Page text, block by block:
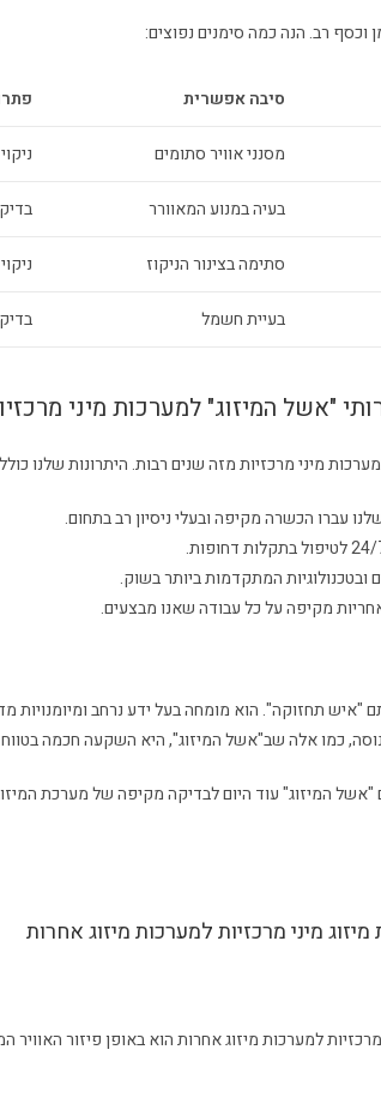
וכסף רב. הנה כמה סימנים נפוצים:
סיבה אפשרית
מסנני אוויר סתומים
בעיה במנוע המאוורר
סתימה בצינור הניקוז
בעיית חשמל
"אשל המיזוג" למערכות מיני
מיני מרכזיות מזה שנים רבות. היתרונות שלנו
עברו הכשרה מקיפה ובעלי ניסיון רב בתחום.
המתקדמות ביותר בשוק.
מקיפה על כל עבודה שאנו מבצעים.
"איש תחזוקה". הוא מומחה בעל ידע נרחב ומיומנויות
כמו אלה שב"אשל המיזוג", היא השקעה חכמה
המיזוג" עוד היום לבדיקה מקיפה של מערכת
מיני מרכזיות למערכות מיזוג אחרות
למערכות מיזוג אחרות הוא באופן פיזור